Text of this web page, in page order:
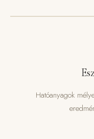
Hatóanyagok